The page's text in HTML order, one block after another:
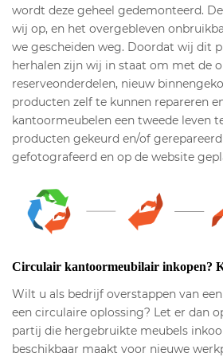
wordt deze geheel gedemonteerd.
wij op, en het overgebleven
we gescheiden weg. Doordat wij dit
herhalen zijn wij in staat om met de
reserveonderdelen, nieuw
producten zelf te kunnen repareren
kantoormeubelen een tweede leven
producten gekeurd en/of
gefotografeerd en op de website
Circulair kantoormeubilair inkopen?
Wilt u als bedrijf overstappen van
een circulaire oplossing? Let er dan
partij die hergebruikte meubels
beschikbaar maakt voor nieuwe